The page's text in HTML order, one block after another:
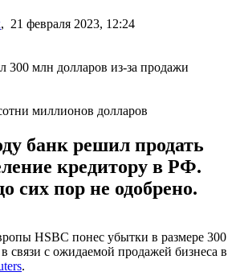
, 21 февраля 2023, 12:24
миллионов долларов
банк решил продать
кредитору в РФ.
сих пор не одобрено.
HSBC понес убытки в размере 300
связи с ожидаемой продажей бизнеса в
.